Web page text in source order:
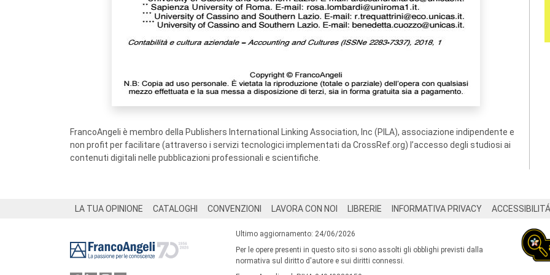
FrancoAngeli è membro della Publishers International Linking Association, Inc (PILA), associazione indipendente e
non profit per facilitare (attraverso i servizi tecnologici implementati da CrossRef.org) l’accesso degli studiosi ai
contenuti digitali nelle pubblicazioni professionali e scientifiche.
LA TUA OPINIONE CATALOGHI CONVENZIONI LAVORA CON NOI LIBRERIE INFORMATIVA PRIVACY ACCESSIBILITÁ
Ultimo aggiornamento: 24/06/2026
Per le opere presenti in questo sito si sono assolti gli obblighi previsti dalla
normativa sul diritto d'autore e sui diritti connessi.